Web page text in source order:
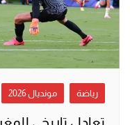
رياضة مونديال 2026